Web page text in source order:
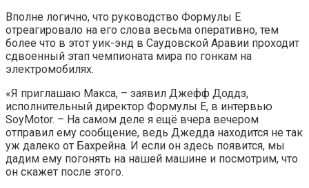
Вполне логично, что руководство Формулы E
отреагировало на его слова весьма оперативно, тем
более что в этот уик-энд в Саудовской Аравии проходит
сдвоенный этап чемпионата мира по гонкам на
электромобилях.
«Я приглашаю Макса, – заявил Джефф Доддз,
исполнительный директор Формулы E, в интервью
SoyMotor. – На самом деле я ещё вчера вечером
отправил ему сообщение, ведь Джедда находится не так
уж далеко от Бахрейна. И если он здесь появится, мы
дадим ему погонять на нашей машине и посмотрим, что
он скажет после этого.